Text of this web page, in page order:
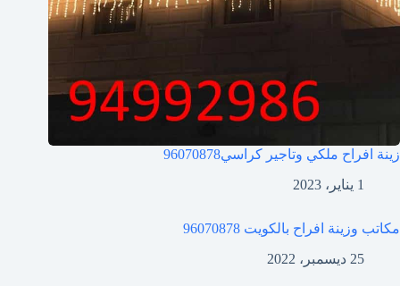
زينة افراح ملكي وتاجير كراسي96070878
1 يناير، 2023
مكاتب وزينة افراح بالكويت 96070878
25 ديسمبر، 2022